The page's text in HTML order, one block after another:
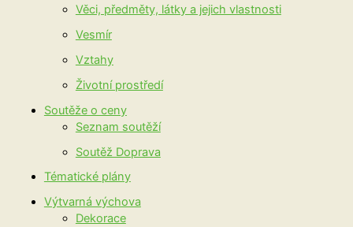
Věci, předměty, látky a jejich vlastnosti
Vesmír
Vztahy
Životní prostředí
Soutěže o ceny
Seznam soutěží
Soutěž Doprava
Tématické plány
Výtvarná výchova
Dekorace